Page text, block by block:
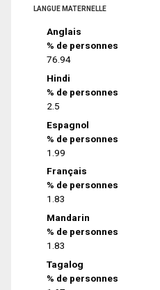
LANGUE MATERNELLE
Anglais
% de personnes
76.94
Hindi
% de personnes
2.5
Espagnol
% de personnes
1.99
Français
% de personnes
1.83
Mandarin
% de personnes
1.83
Tagalog
% de personnes